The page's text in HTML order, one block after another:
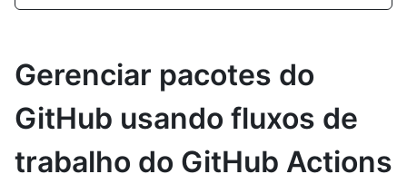
Gerenciar pacotes do
GitHub usando fluxos de
trabalho do GitHub Actions